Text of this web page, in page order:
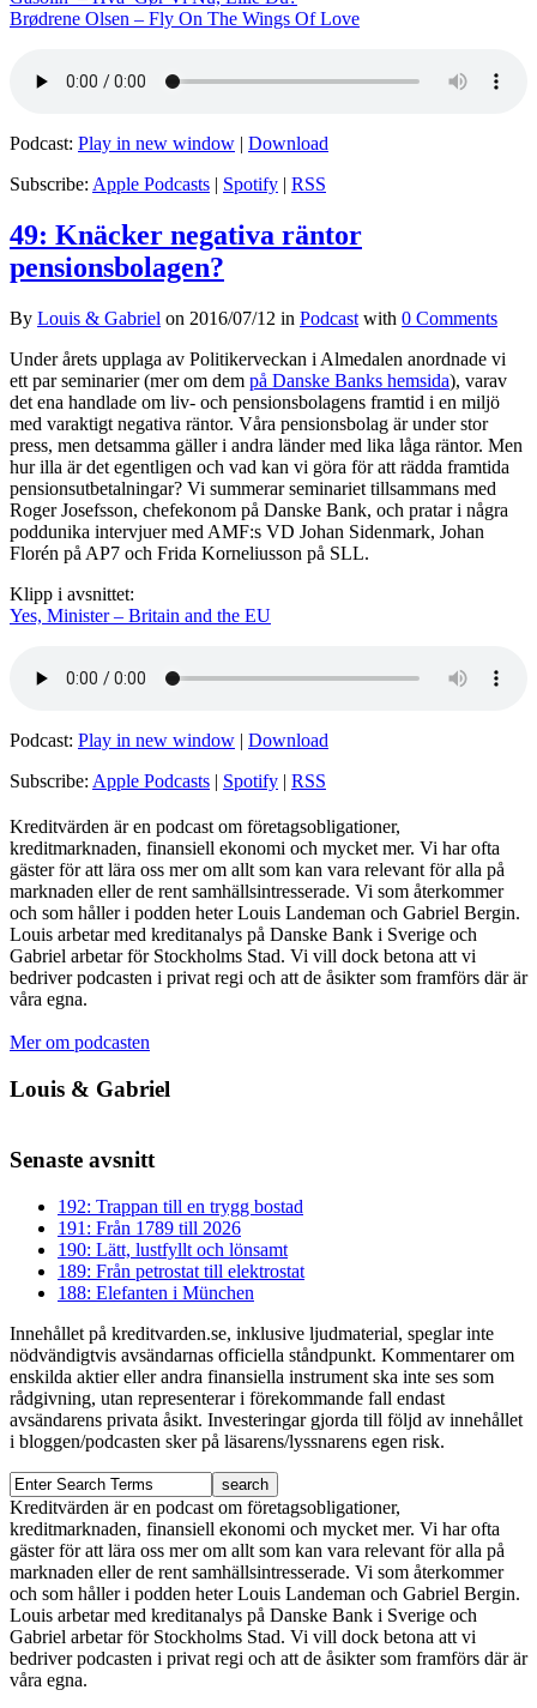
Brødrene Olsen – Fly On The Wings Of Love
Podcast: Play in new window | Download
Subscribe: Apple Podcasts | Spotify | RSS
49: Knäcker negativa räntor
pensionsbolagen?
By Louis & Gabriel on 2016/07/12 in Podcast with 0 Comments
Under årets upplaga av Politikerveckan i Almedalen anordnade vi
ett par seminarier (mer om dem på Danske Banks hemsida), varav
det ena handlade om liv- och pensionsbolagens framtid i en miljö
med varaktigt negativa räntor. Våra pensionsbolag är under stor
press, men detsamma gäller i andra länder med lika låga räntor. Men
hur illa är det egentligen och vad kan vi göra för att rädda framtida
pensionsutbetalningar? Vi summerar seminariet tillsammans med
Roger Josefsson, chefekonom på Danske Bank, och pratar i några
poddunika intervjuer med AMF:s VD Johan Sidenmark, Johan
Florén på AP7 och Frida Korneliusson på SLL.
Klipp i avsnittet:
Yes, Minister – Britain and the EU
Podcast: Play in new window | Download
Subscribe: Apple Podcasts | Spotify | RSS
Kreditvärden är en podcast om företagsobligationer,
kreditmarknaden, finansiell ekonomi och mycket mer. Vi har ofta
gäster för att lära oss mer om allt som kan vara relevant för alla på
marknaden eller de rent samhällsintresserade. Vi som återkommer
och som håller i podden heter Louis Landeman och Gabriel Bergin.
Louis arbetar med kreditanalys på Danske Bank i Sverige och
Gabriel arbetar för Stockholms Stad. Vi vill dock betona att vi
bedriver podcasten i privat regi och att de åsikter som framförs där är
våra egna.
Mer om podcasten
Louis & Gabriel
Senaste avsnitt
192: Trappan till en trygg bostad
191: Från 1789 till 2026
190: Lätt, lustfyllt och lönsamt
189: Från petrostat till elektrostat
188: Elefanten i München
Innehållet på kreditvarden.se, inklusive ljudmaterial, speglar inte
nödvändigtvis avsändarnas officiella ståndpunkt. Kommentarer om
enskilda aktier eller andra finansiella instrument ska inte ses som
rådgivning, utan representerar i förekommande fall endast
avsändarens privata åsikt. Investeringar gjorda till följd av innehållet
i bloggen/podcasten sker på läsarens/lyssnarens egen risk.
Kreditvärden är en podcast om företagsobligationer,
kreditmarknaden, finansiell ekonomi och mycket mer. Vi har ofta
gäster för att lära oss mer om allt som kan vara relevant för alla på
marknaden eller de rent samhällsintresserade. Vi som återkommer
och som håller i podden heter Louis Landeman och Gabriel Bergin.
Louis arbetar med kreditanalys på Danske Bank i Sverige och
Gabriel arbetar för Stockholms Stad. Vi vill dock betona att vi
bedriver podcasten i privat regi och att de åsikter som framförs där är
våra egna.